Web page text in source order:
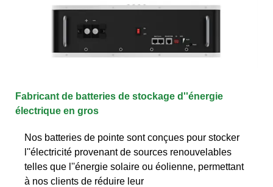
Fabricant de batteries de stockage d''énergie
électrique en gros
Nos batteries de pointe sont conçues pour stocker
l''électricité provenant de sources renouvelables
telles que l''énergie solaire ou éolienne, permettant
à nos clients de réduire leur